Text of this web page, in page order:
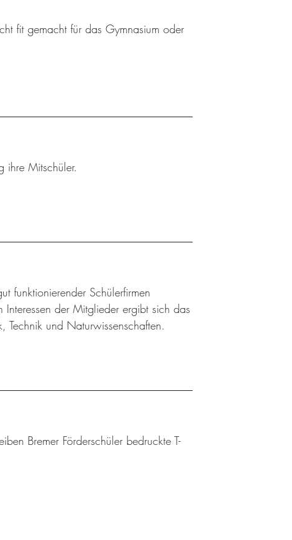
fit gemacht für das Gymnasium oder
ihre Mitschüler.
funktionierender Schülerfirmen
Interessen der Mitglieder ergibt sich das
Technik und Naturwissenschaften.
Bremer Förderschüler bedruckte T-